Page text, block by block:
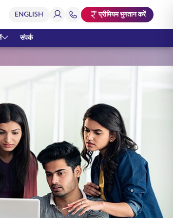
प्रीमियम भुगतान करें
संपर्क